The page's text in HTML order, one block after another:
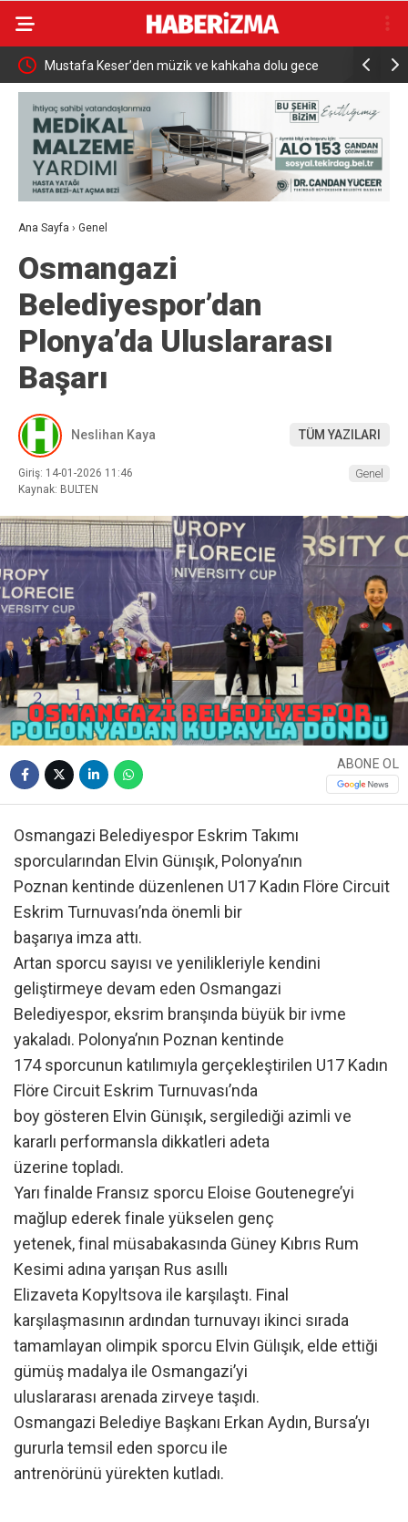
Mustafa Keser’den müzik ve kahkaha dolu gece
Ana Sayfa › Genel
Osmangazi
Belediyespor’dan
Plonya’da Uluslararası
Başarı
Neslihan Kaya TÜM YAZILARI
Giriş: 14-01-2026 11:46
Kaynak: BULTEN
Genel
ABONE OL
Osmangazi Belediyespor Eskrim Takımı
sporcularından Elvin Günışık, Polonya’nın
Poznan kentinde düzenlenen U17 Kadın Flöre Circuit
Eskrim Turnuvası’nda önemli bir
başarıya imza attı.
Artan sporcu sayısı ve yenilikleriyle kendini
geliştirmeye devam eden Osmangazi
Belediyespor, eksrim branşında büyük bir ivme
yakaladı. Polonya’nın Poznan kentinde
174 sporcunun katılımıyla gerçekleştirilen U17 Kadın
Flöre Circuit Eskrim Turnuvası’nda
boy gösteren Elvin Günışık, sergilediği azimli ve
kararlı performansla dikkatleri adeta
üzerine topladı.
Yarı finalde Fransız sporcu Eloise Goutenegre’yi
mağlup ederek finale yükselen genç
yetenek, final müsabakasında Güney Kıbrıs Rum
Kesimi adına yarışan Rus asıllı
Elizaveta Kopyltsova ile karşılaştı. Final
karşılaşmasının ardından turnuvayı ikinci sırada
tamamlayan olimpik sporcu Elvin Gülışık, elde ettiği
gümüş madalya ile Osmangazi’yi
uluslararası arenada zirveye taşıdı.
Osmangazi Belediye Başkanı Erkan Aydın, Bursa’yı
gururla temsil eden sporcu ile
antrenörünü yürekten kutladı.